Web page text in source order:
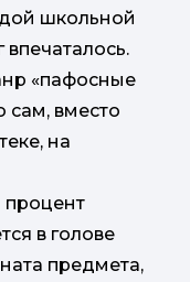
школьной
«пафосные
сам, вместо
на
процент
в голове
предмета,